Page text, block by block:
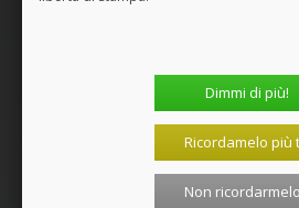
Flavio Bolson...
L'umanità sul crinale
2 3 4 > >>
Dimmi di più!
Ricordamelo più
Non